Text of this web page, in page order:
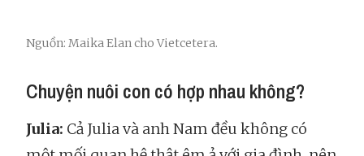
Nguồn: Maika Elan cho Vietcetera.
Chuyện nuôi con có hợp nhau không?
Julia: Cả Julia và anh Nam đều không có